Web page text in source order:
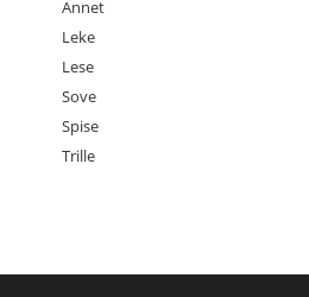
Annet
Leke
Lese
Sove
Spise
Trille